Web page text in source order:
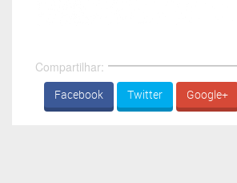
Compartilhar:
Facebook Twitter Google+